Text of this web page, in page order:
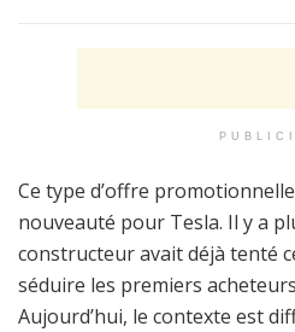
Ce type d’offre
nouveauté pour Tesla. Il y a
constructeur avait déjà tenté
séduire les premiers
Aujourd’hui, le contexte est